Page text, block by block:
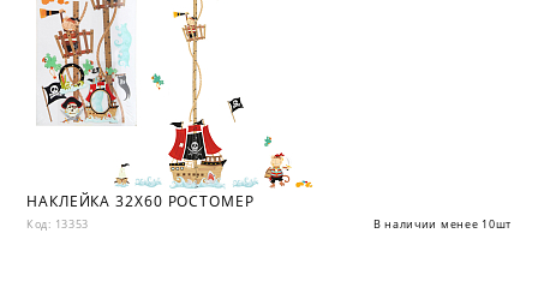
НАКЛЕЙКА 32X60 РОСТОМЕР
Код: 13353 В наличии менее 10шт